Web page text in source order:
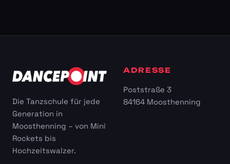
Die Tanzschule für jede
Generation in
Moosthenning – von Mini
Rockets bis
Hochzeitswalzer.
ADRESSE
Poststraße 3
84164 Moosthenning